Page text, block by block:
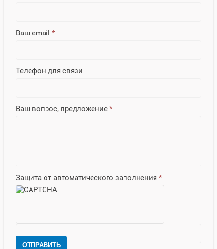
Ваш email *
Телефон для связи
Ваш вопрос, предложение *
Защита от автоматического заполнения *
ОТПРАВИТЬ